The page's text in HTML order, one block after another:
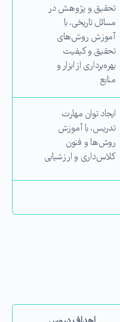
تحقیق و پژوهش در
مسائل تاریخی، با
آموزش روش‌های
تحقیق و كیفیت
بهره‌برداری از ابزار و
منابع
ایجاد توان مهارت
تدریس، با آموزش
روش‌ها و فنون
كلاس‌داری و ارزشیابی